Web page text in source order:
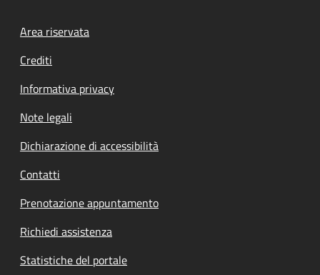
Footer menu
Area riservata
Crediti
Informativa privacy
Note legali
Dichiarazione di accessibilità
Contatti
Prenotazione appuntamento
Richiedi assistenza
Statistiche del portale